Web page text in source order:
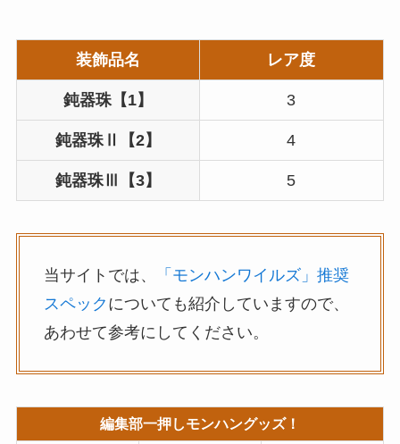
装飾品名 レア度
鈍器珠【1】 3
鈍器珠Ⅱ【2】 4
鈍器珠Ⅲ【3】 5
当サイトでは、
「モンハンワイルズ」推奨
スペック についても紹介していますので、
あわせて参考にしてください。
編集部一押しモンハングッズ！